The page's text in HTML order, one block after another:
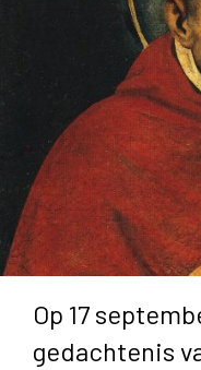
Op 17
gedachtenis